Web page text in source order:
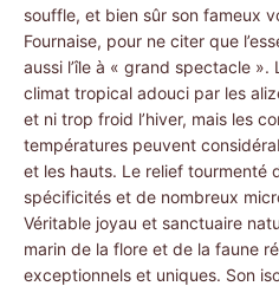
souffle, et bien sûr son fameux
Fournaise, pour ne citer que
aussi l’île à « grand spectacle ».
climat tropical adouci par les
et ni trop froid l’hiver, mais les
températures peuvent
et les hauts. Le relief tourmenté
spécificités et de nombreux
Véritable joyau et sanctuaire
marin de la flore et de la faune
exceptionnels et uniques. Son